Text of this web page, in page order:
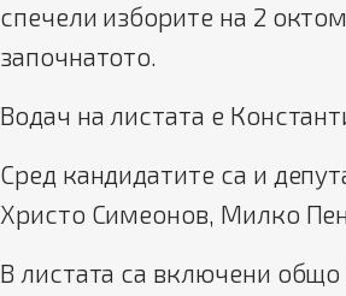
спечели изборите на 2
започнатото.
Водач на листата е
Сред кандидатите са и
Христо Симеонов, Милко
В листата са включени